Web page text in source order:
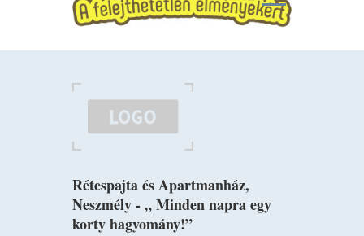
Rétespajta és Apartmanház,
Neszmély - „ Minden napra egy
korty hagyomány!”